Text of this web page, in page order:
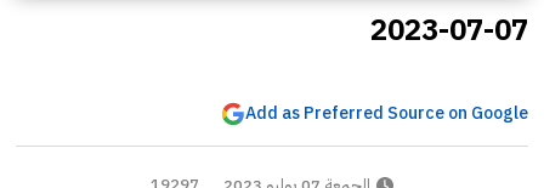
2023-07-07
Add as Preferred Source on Google